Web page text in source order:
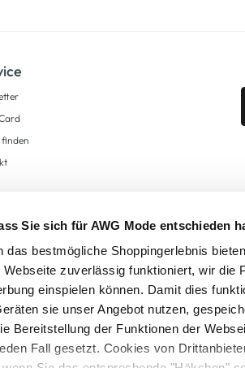
Sie sich für AWG Mode entschieden
das bestmögliche Shoppingerlebnis
zuverlässig funktioniert, wir die
einspielen können. Damit dies
sie unser Angebot nutzen,
Bereitstellung der Funktionen der
Fall gesetzt. Cookies von